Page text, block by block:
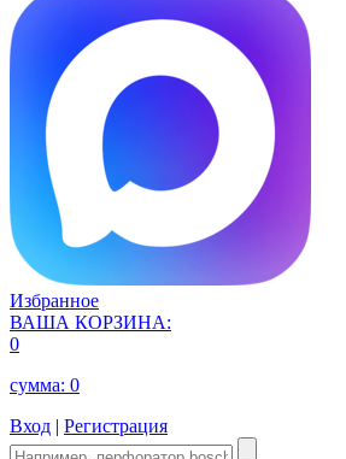
Избранное
ВАША КОРЗИНА:
0
сумма: 0
Вход | Регистрация